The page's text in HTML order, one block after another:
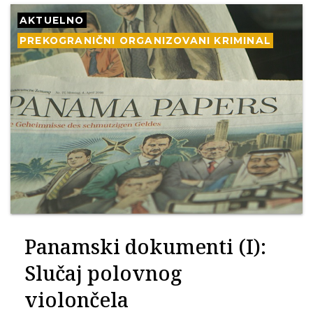
AKTUELNO
PREKOGRANIČNI ORGANIZOVANI KRIMINAL
Panamski dokumenti (I):
Slučaj polovnog
violončela